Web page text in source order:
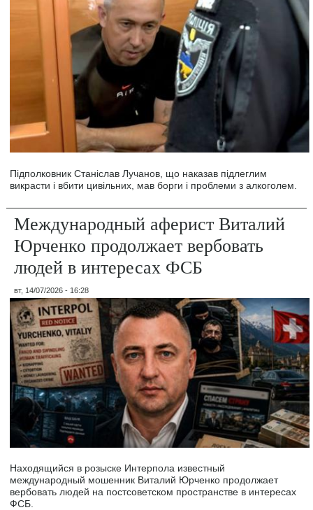
Підполковник Станіслав Лучанов, що наказав підлеглим
викрасти і вбити цивільних, мав борги і проблеми з алкоголем.
Международный аферист Виталий
Юрченко продолжает вербовать
людей в интересах ФСБ
вт, 14/07/2026 - 16:28
Находящийся в розыске Интерпола известный
международный мошенник Виталий Юрченко продолжает
вербовать людей на постсоветском пространстве в интересах
ФСБ.